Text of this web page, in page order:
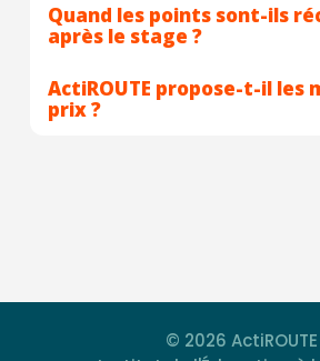
Quand les points sont-ils
après le stage ?
ActiROUTE propose-t-il les
prix ?
© 2026